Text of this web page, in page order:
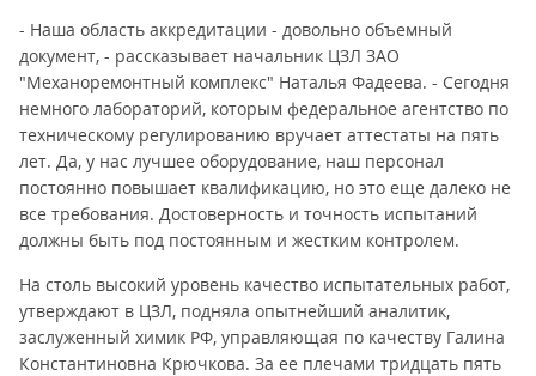
- Наша область аккредитации - довольно объемный
документ, - рассказывает начальник ЦЗЛ ЗАО
"Механоремонтный комплекс" Наталья Фадеева. - Сегодня
немного лабораторий, которым федеральное агентство по
техническому регулированию вручает аттестаты на пять
лет. Да, у нас лучшее оборудование, наш персонал
постоянно повышает квалификацию, но это еще далеко не
все требования. Достоверность и точность испытаний
должны быть под постоянным и жестким контролем.
На столь высокий уровень качество испытательных работ,
утверждают в ЦЗЛ, подняла опытнейший аналитик,
заслуженный химик РФ, управляющая по качеству Галина
Константиновна Крючкова. За ее плечами тридцать пять